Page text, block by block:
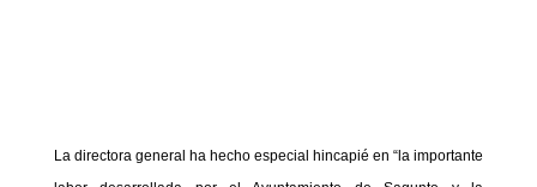
La directora general ha hecho especial hincapié en “la importante